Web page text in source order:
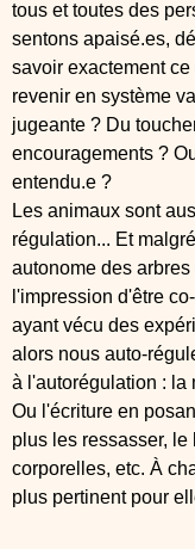
tous et toutes des
sentons apaisé.es,
savoir exactement
revenir en système
jugeante ? Du
encouragements ?
entendu.e ?
Les animaux sont
régulation... Et
autonome des
l'impression d'être
ayant vécu des
alors nous auto-
à l'autorégulation : la
Ou l'écriture en
plus les ressasser,
corporelles, etc. À
plus pertinent pour